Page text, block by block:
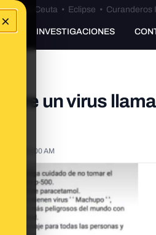
×
•Bulos Ceuta • Eclipse • Curanderos
INVESTIGACIONES
un virus
7:19:00 AM